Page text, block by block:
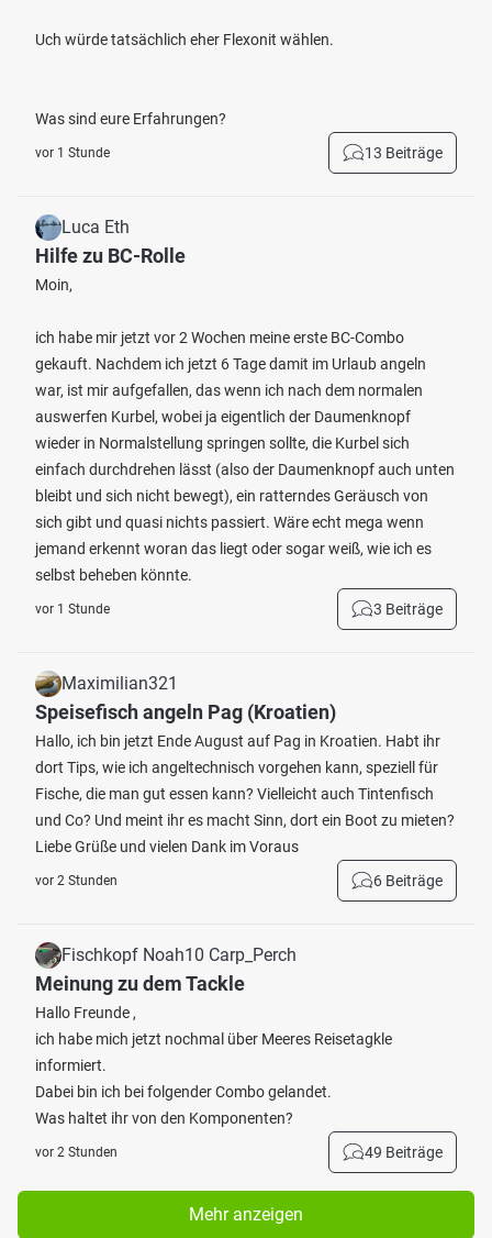
Uch würde tatsächlich eher Flexonit wählen.
Was sind eure Erfahrungen?
vor 1 Stunde 13 Beiträge
Luca Eth
Hilfe zu BC-Rolle
Moin,
ich habe mir jetzt vor 2 Wochen meine erste BC-Combo
gekauft. Nachdem ich jetzt 6 Tage damit im Urlaub angeln
war, ist mir aufgefallen, das wenn ich nach dem normalen
auswerfen Kurbel, wobei ja eigentlich der Daumenknopf
wieder in Normalstellung springen sollte, die Kurbel sich
einfach durchdrehen lässt (also der Daumenknopf auch unten
bleibt und sich nicht bewegt), ein ratterndes Geräusch von
sich gibt und quasi nichts passiert. Wäre echt mega wenn
jemand erkennt woran das liegt oder sogar weiß, wie ich es
selbst beheben könnte.
vor 1 Stunde 3 Beiträge
Maximilian321
Speisefisch angeln Pag (Kroatien)
Hallo, ich bin jetzt Ende August auf Pag in Kroatien. Habt ihr
dort Tips, wie ich angeltechnisch vorgehen kann, speziell für
Fische, die man gut essen kann? Vielleicht auch Tintenfisch
und Co? Und meint ihr es macht Sinn, dort ein Boot zu mieten?
Liebe Grüße und vielen Dank im Voraus
vor 2 Stunden 6 Beiträge
Fischkopf Noah10 Carp_Perch
Meinung zu dem Tackle
Hallo Freunde ,
ich habe mich jetzt nochmal über Meeres Reisetagkle
informiert.
Dabei bin ich bei folgender Combo gelandet.
Was haltet ihr von den Komponenten?
vor 2 Stunden 49 Beiträge
Mehr anzeigen